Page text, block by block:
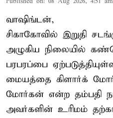
வாஷிங்டன்,
சிகாகோவில் இறுதி
அழுகிய நிலையில்
பரபரப்பை
மையத்தை கிளார்க்
மோர்கன் என்ற தம்பதி
அவர்களின் உரிமம்